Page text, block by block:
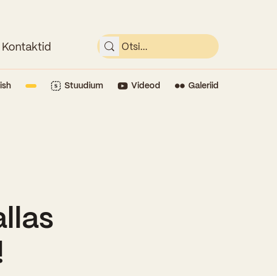
Kontaktid
Stuudium Videod Galeriid